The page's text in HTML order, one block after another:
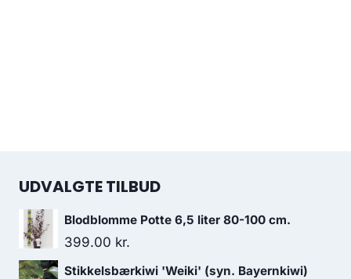
UDVALGTE TILBUD
Blodblomme Potte 6,5 liter 80-100 cm.
399.00 kr.
Stikkelsbærkiwi 'Weiki' (syn. Bayernkiwi)